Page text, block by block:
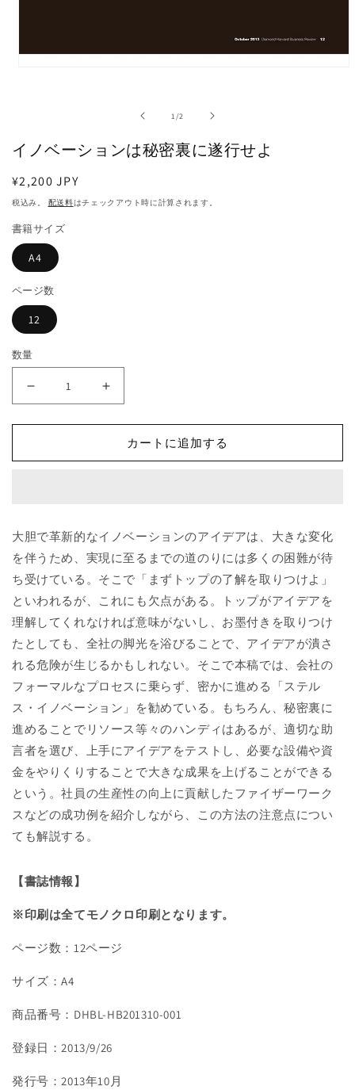
メ
ィ
(1)
を
開
1/の2
イノベーションは秘密裏に遂行せよ
通
常
格
¥2,200 JPY
税込み。 配送料はチェックアウト時に計算されます。
書籍サイズ
A4
ページ数
12
数量
は
秘
密
裏
に
遂
行
せ
の
数
量
を
減
ら
す
イ
秘
密
裏
に
遂
行
せ
よ
の
数
量
を
増
や
す
カートに追加する
大胆で革新的なイノベーションのアイデアは、大きな変化
を伴うため、実現に至るまでの道のりには多くの困難が待
ち受けている。そこで「まずトップの了解を取りつけよ」
といわれるが、これにも欠点がある。トップがアイデアを
理解してくれなければ意味がないし、お墨付きを取りつけ
たとしても、全社の脚光を浴びることで、アイデアが潰さ
れる危険が生じるかもしれない。そこで本稿では、会社の
フォーマルなプロセスに乗らず、密かに進める「ステル
ス・イノベーション」を勧めている。もちろん、秘密裏に
進めることでリソース等々のハンディはあるが、適切な助
言者を選び、上手にアイデアをテストし、必要な設備や資
金をやりくりすることで大きな成果を上げることができる
という。社員の生産性の向上に貢献したファイザーワーク
スなどの成功例を紹介しながら、この方法の注意点につい
ても解説する。
【書誌情報】
※印刷は全てモノクロ印刷となります。
ページ数：12ページ
サイズ：A4
商品番号：DHBL-HB201310-001
登録日：2013/9/26
発行号：2013年10月